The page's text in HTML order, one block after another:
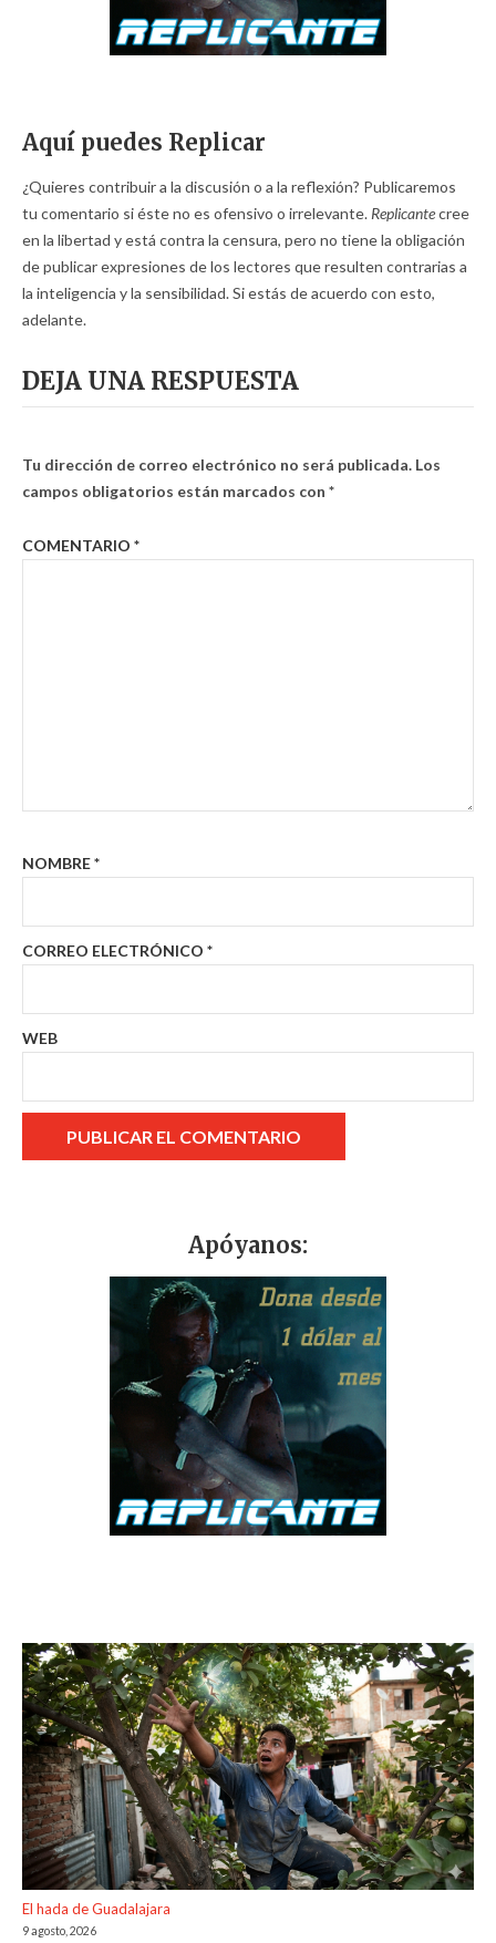
Aquí puedes Replicar
¿Quieres contribuir a la discusión o a la reflexión? Publicaremos
tu comentario si éste no es ofensivo o irrelevante. Replicantecree
en la libertad y está contra la censura, pero no tiene la obligación
de publicar expresiones de los lectores que resulten contrarias a
la inteligencia y la sensibilidad. Si estás de acuerdo con esto,
adelante.
DEJA UNA RESPUESTA
Tu dirección de correo electrónico no será publicada. Los
campos obligatorios están marcados con *
COMENTARIO *
NOMBRE*
CORREO ELECTRÓNICO *
WEB
Apóyanos:
El hada de Guadalajara
9 agosto, 2026